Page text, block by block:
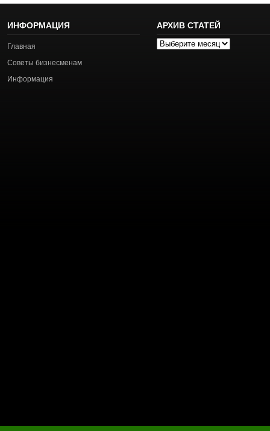
ИНФОРМАЦИЯ
Главная
Советы бизнесменам
Информация
АРХИВ СТАТЕЙ
Архив